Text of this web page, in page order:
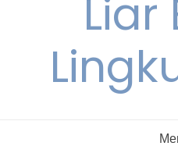
Liar